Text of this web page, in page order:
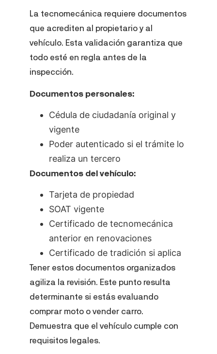
La tecnomecánica requiere documentos
que acrediten al propietario y al
vehículo. Esta validación garantiza que
todo esté en regla antes de la
inspección.
Documentos personales:
Cédula de ciudadanía original y
vigente
Poder autenticado si el trámite lo
realiza un tercero
Documentos del vehículo:
Tarjeta de propiedad
SOAT vigente
Certificado de tecnomecánica
anterior en renovaciones
Certificado de tradición si aplica
Tener estos documentos organizados
agiliza la revisión. Este punto resulta
determinante si estás evaluando
comprar moto o vender carro.
Demuestra que el vehículo cumple con
requisitos legales.